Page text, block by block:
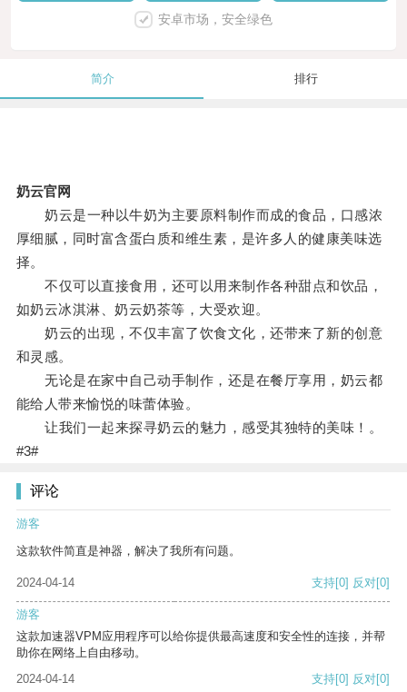
安卓市场，安全绿色
简介 排行
奶云官网
奶云是一种以牛奶为主要原料制作而成的食品，口感浓
厚细腻，同时富含蛋白质和维生素，是许多人的健康美味选
择。
不仅可以直接食用，还可以用来制作各种甜点和饮品，
如奶云冰淇淋、奶云奶茶等，大受欢迎。
奶云的出现，不仅丰富了饮食文化，还带来了新的创意
和灵感。
无论是在家中自己动手制作，还是在餐厅享用，奶云都
能给人带来愉悦的味蕾体验。
让我们一起来探寻奶云的魅力，感受其独特的美味！。
#3#
评论
游客
这款软件简直是神器，解决了我所有问题。
2024-04-14 支持[0] 反对[0]
游客
这款加速器VPM应用程序可以给你提供最高速度和安全性的连接，并帮
助你在网络上自由移动。
2024-04-14
支持[0] 反对[0]